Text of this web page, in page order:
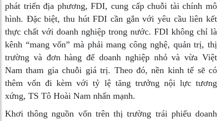
phát triển địa phương, FDI, cung cấp chuỗi tài chính mô
hình. Đặc biệt, thu hút FDI cần gắn với yêu cầu liên kết
thực chất với doanh nghiệp trong nước. FDI không chỉ là
kênh “mang vốn” mà phải mang công nghệ, quản trị, thị
trường và đơn hàng để doanh nghiệp nhỏ và vừa Việt
Nam tham gia chuỗi giá trị. Theo đó, nền kinh tế sẽ có
thêm vốn đi kèm với tỷ lệ tăng trưởng nội lực tương
xứng, TS Tô Hoài Nam nhấn mạnh.
Khơi thông nguồn vốn trên thị trường trái phiếu doanh